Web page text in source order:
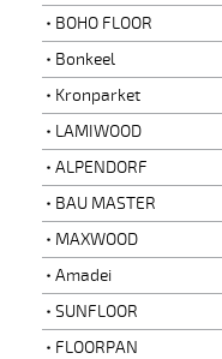
BOHO FLOOR
Bonkeel
Kronparket
LAMIWOOD
ALPENDORF
BAU MASTER
MAXWOOD
Amadei
SUNFLOOR
FLOORPAN